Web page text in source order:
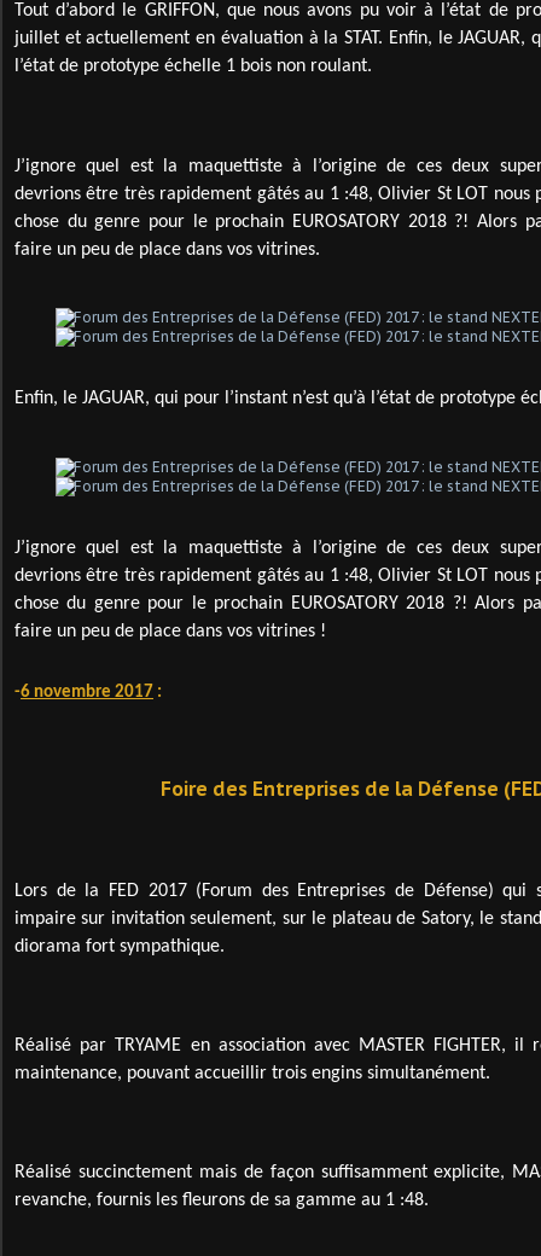
Tout d’abord le GRIFFON, que nous avons pu voir à l’état de
juillet et actuellement en évaluation à la STAT. Enfin, le JAGUAR,
l’état de prototype échelle 1 bois non roulant.
J’ignore quel est la maquettiste à l’origine de ces deux
devrions être très rapidement gâtés au 1 :48, Olivier St LOT nous
chose du genre pour le prochain EUROSATORY 2018 ?! Alors
faire un peu de place dans vos vitrines.
Enfin, le JAGUAR, qui pour l’instant n’est qu’à l’état de prototype
J’ignore quel est la maquettiste à l’origine de ces deux
devrions être très rapidement gâtés au 1 :48, Olivier St LOT nous
chose du genre pour le prochain EUROSATORY 2018 ?! Alors
faire un peu de place dans vos vitrines !
-6 novembre 2017 :
Foire des Entreprises de la Défense
Lors de la FED 2017 (Forum des Entreprises de Défense) qui
impaire sur invitation seulement, sur le plateau de Satory, le
diorama fort sympathique.
Réalisé par TRYAME en association avec MASTER FIGHTER,
maintenance, pouvant accueillir trois engins simultanément.
Réalisé succinctement mais de façon suffisamment explicite,
revanche, fournis les fleurons de sa gamme au 1 :48.